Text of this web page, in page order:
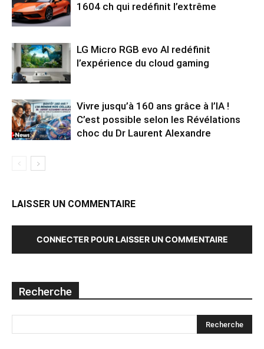
1604 ch qui redéfinit l’extrême
LG Micro RGB evo AI redéfinit
l’expérience du cloud gaming
Vivre jusqu’à 160 ans grâce à l’IA !
C’est possible selon les Révélations
choc du Dr Laurent Alexandre
LAISSER UN COMMENTAIRE
CONNECTER POUR LAISSER UN COMMENTAIRE
Recherche